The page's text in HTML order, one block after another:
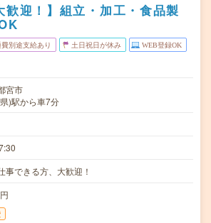
歓迎！】組立・加工・食品製
費別途支給あり 土日祝日が休み WEB登録OK
宮市
)駅から車7分
事できる方、大歓迎！